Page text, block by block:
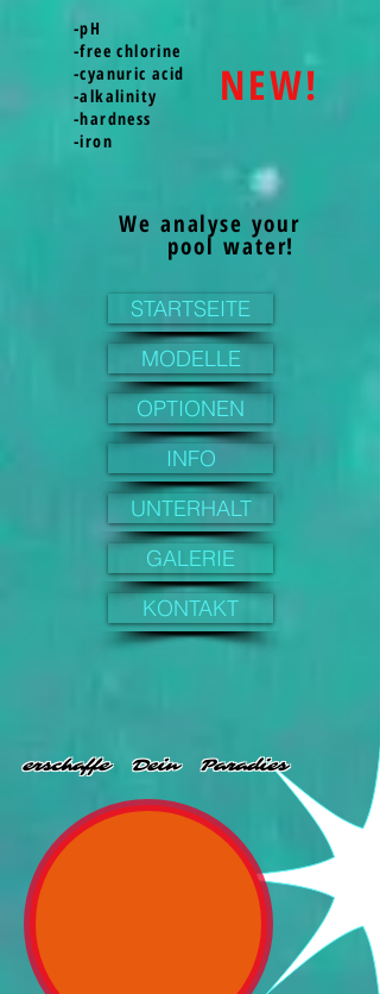
-pH
-free chlorine
-cyanuric acid
-alkalinity
-hardness
-iron
NEW!
We analyse your
pool water!
STARTSEITE
MODELLE
OPTIONEN
INFO
UNTERHALT
GALERIE
KONTAKT
erschaffe Dein Paradies